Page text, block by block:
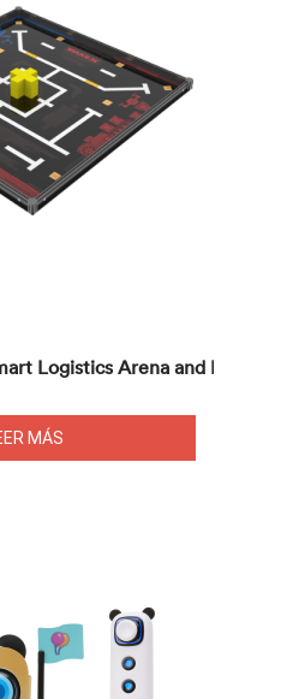
Logistics Arena and Frame
MÁS